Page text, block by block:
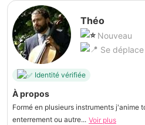
Théo
Nouveau
Se
Identité vérifiée
À propos
Formé en plusieurs instruments j'anime
enterrement ou autre... Voir plus